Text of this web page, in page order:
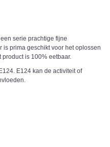
serie prachtige fijne
is prima geschikt voor het oplossen
is 100% eetbaar.
E124 kan de activiteit of